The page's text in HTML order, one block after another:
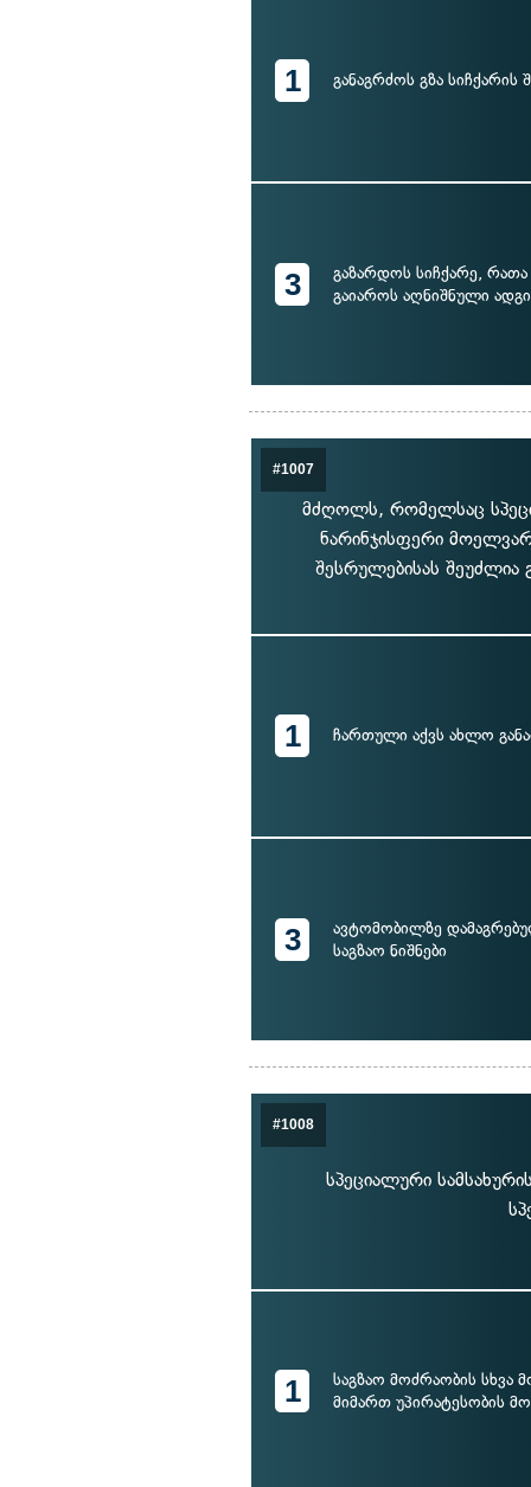
1 განაგრძოს გზა
3
გაზარდოს სიჩქარე,
გაიაროს აღნიშნული
#1007
მძღოლს, რომელსაც
ნარინჯისფერი
შესრულებისას შეუძლია
1 ჩართული აქვს ახლო
3
ავტომობილზე
საგზაო ნიშნები
#1008
სპეციალური
1
საგზაო მოძრაობის სხვა
მიმართ უპირატესობის